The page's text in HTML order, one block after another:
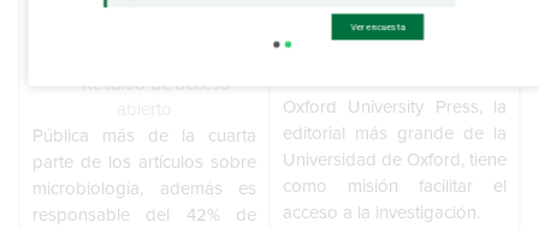
Recurso de acceso
Pública más de la cuarta
parte de los artículos sobre
microbiología, además es
responsable del 42% de
Oxford University Press
Oxford University Press, la
editorial más grande de la
Universidad de Oxford, tiene
como misión facilitar el
acceso a la investigación.
Ver encuesta